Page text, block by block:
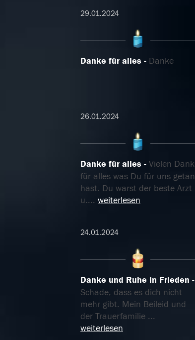
29.01.2024
Danke für alles Danke
26.01.2024
Danke für alles
Vielen Dank
für alles was Du für uns getan
hast. Du warst der beste Arzt
u.... weiterlesen
24.01.2024
Danke und Ruhe in Frieden
Schade, dass es dich nicht
mehr gibt. Mein Beileid und
der Trauerfamilie ...
weiterlesen